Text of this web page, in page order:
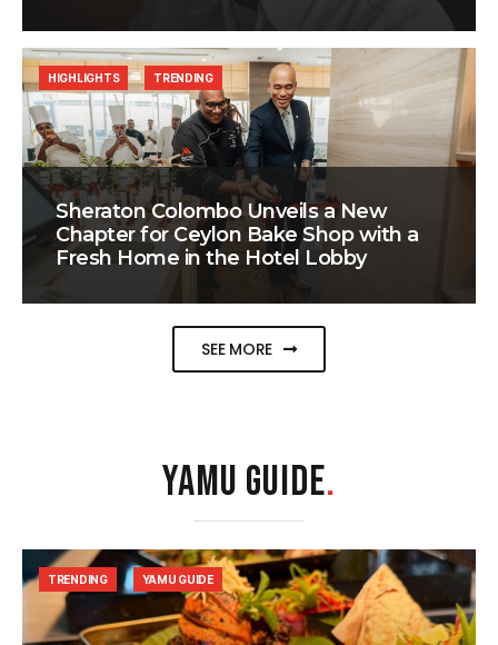
Sheraton Colombo Unveils a New
Chapter for Ceylon Bake Shop with a
Fresh Home in the Hotel Lobby
HIGHLIGHTS TRENDING
SEE MORE
YAMU GUIDE.
TRENDING YAMU GUIDE